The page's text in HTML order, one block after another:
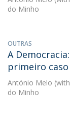
do Minho
OUTRAS
A
primeiro
António Melo
do Minho